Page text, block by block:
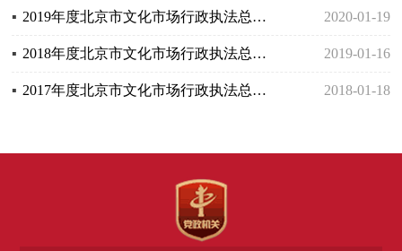
▪ 2019年度北京市文化市场行政执法总队网站工作年度报表 2020-01-19
▪ 2018年度北京市文化市场行政执法总队网站工作年度报表 2019-01-16
▪ 2017年度北京市文化市场行政执法总队网站工作年度报表 2018-01-18